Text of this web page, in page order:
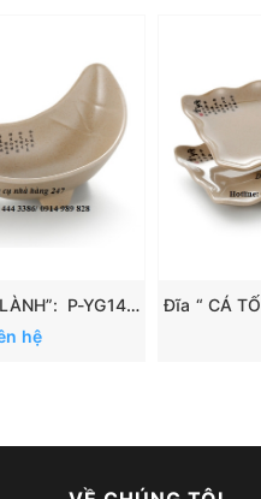
Đĩa “ CÁ TỐT LÀNH”: P-YG140070
hệ